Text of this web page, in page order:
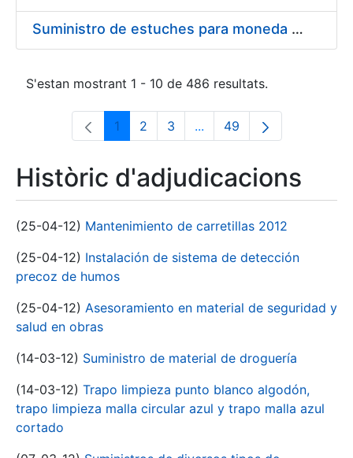
Suministro de estuches para moneda de 30 €
S'estan mostrant 1 - 10 de 486 resultats.
Pàgina
1 Pàgina
2 Pàgina
3 ...Pàgines intermèdies
Pàgina
49
Històric d'adjudicacions
(25-04-12) Mantenimiento de carretillas 2012
(25-04-12) Instalación de sistema de detección
precoz de humos
(25-04-12) Asesoramiento en material de seguridad y
salud en obras
(14-03-12) Suministro de material de droguería
(14-03-12) Trapo limpieza punto blanco algodón,
trapo limpieza malla circular azul y trapo malla azul
cortado